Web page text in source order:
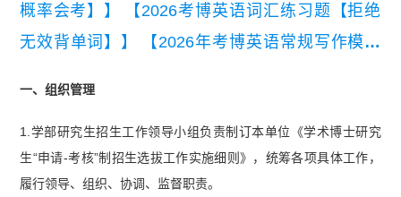
概率会考】】
【2026考博英语词汇练习题【拒绝
无效背单词】】
【2026年考博英语常规写作模板
一、组织管理
1.学部研究生招生工作领导小组负责制订本单位《学术博士研究
生“申请-考核”制招生选拔工作实施细则》，统筹各项具体工作，
履行领导、组织、协调、监督职责。